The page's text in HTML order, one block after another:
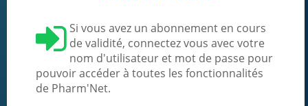
Si vous avez un abonnement en cours
de validité, connectez vous avec votre
nom d'utilisateur et mot de passe pour
pouvoir accéder à toutes les fonctionnalités
de Pharm'Net.